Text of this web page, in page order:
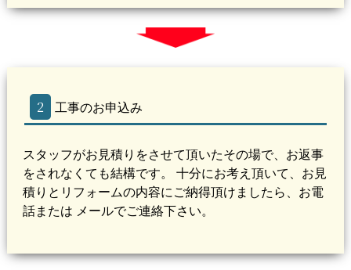
2 工事のお申込み
スタッフがお見積りをさせて頂いたその場で、お返事
をされなくても結構です。 十分にお考え頂いて、お見
積りとリフォームの内容にご納得頂けましたら、お電
話または メールでご連絡下さい。